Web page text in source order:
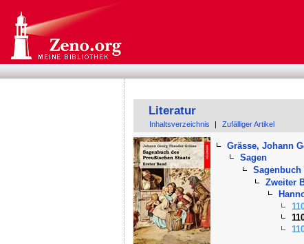
Literatur
Inhaltsverzeichnis Zufälliger Artikel
Grässe, Johann
Sagen
Sagenbuch
Zweiter